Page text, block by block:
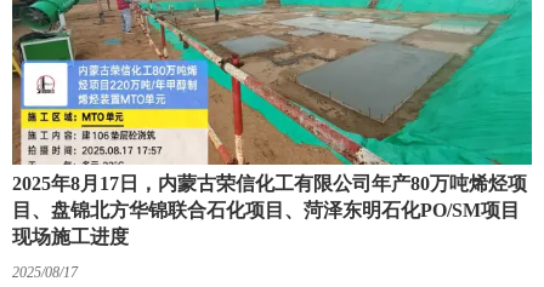
2025年8月17日，内蒙古荣信化工有限公司年产80万吨烯烃项
目、盘锦北方华锦联合石化项目、菏泽东明石化PO/SM项目
现场施工进度
2025/08/17